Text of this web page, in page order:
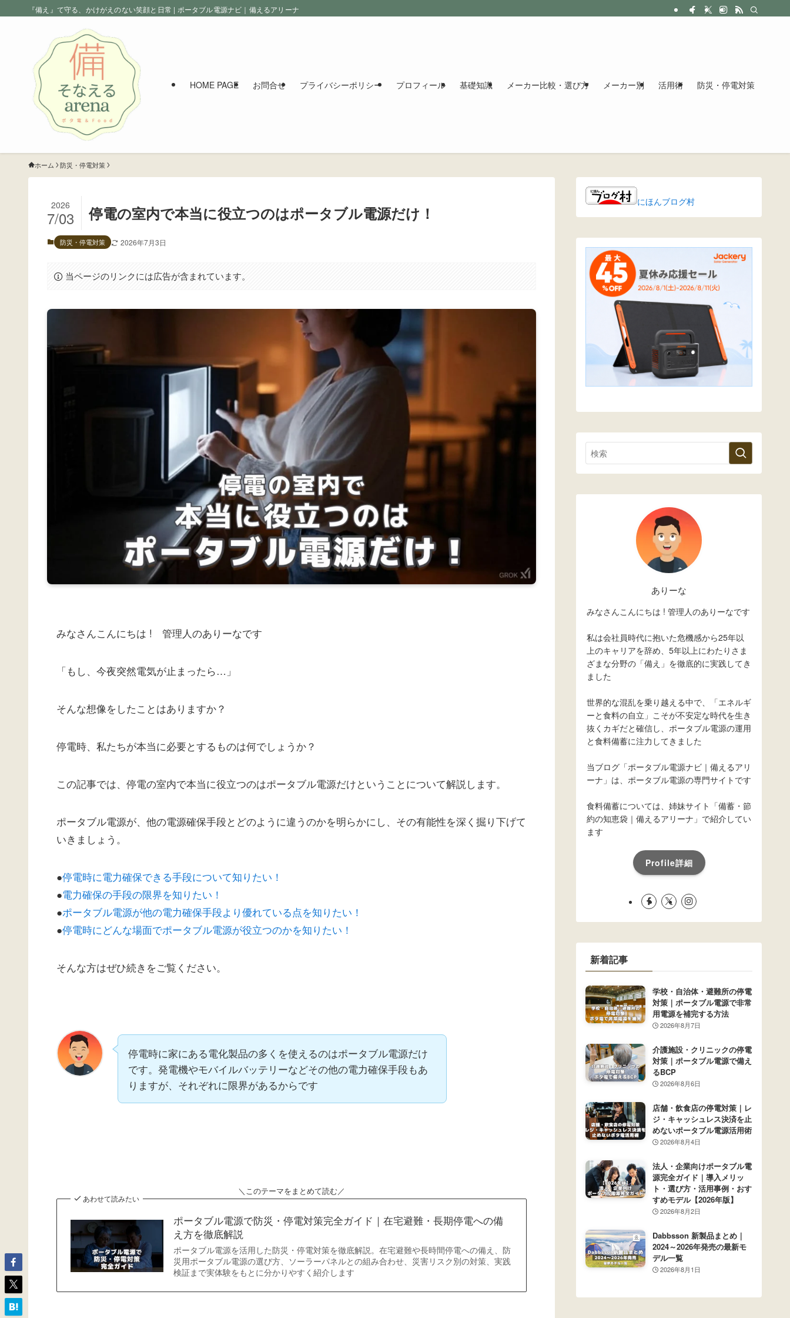
『備え』て守る、かけがえのない笑顔と日常 | ポータブル電源ナビ｜備えるアリーナ
HOME PAGE お問合せ プライバシーポリシー プロフィール 基礎知識 メーカー比較・選び方 メーカー別 活用術 防災・停電対策
ホーム 防災・停電対策
停電の室内で本当に役立つのはポータブル電源だけ！
2026
7/03
防災・停電対策 2026年7月3日
当ページのリンクには広告が含まれています。
みなさんこんにちは ! 管理人のありーなです
「もし、今夜突然電気が止まったら…」
そんな想像をしたことはありますか？
停電時、私たちが本当に必要とするものは何でしょうか？
この記事では、停電の室内で本当に役立つのはポータブル電源だけということについて解説します。
ポータブル電源が、他の電源確保手段とどのように違うのかを明らかにし、その有能性を深く掘り下げて
いきましょう。
●停電時に電力確保できる手段について知りたい！
●電力確保の手段の限界を知りたい！
●ポータブル電源が他の電力確保手段より優れている点を知りたい！
●停電時にどんな場面でポータブル電源が役立つのかを知りたい！
そんな方はぜひ続きをご覧ください。
停電時に家にある電化製品の多くを使えるのはポータブル電源だけ
です。発電機やモバイルバッテリーなどその他の電力確保手段もあ
りますが、それぞれに限界があるからです
＼このテーマをまとめて読む／
あわせて読みたい
ポータブル電源で防災・停電対策完全ガイド｜在宅避難・長期停電への備
え方を徹底解説
ポータブル電源を活用した防災・停電対策を徹底解説。在宅避難や長時間停電への備え、防
災用ポータブル電源の選び方、ソーラーパネルとの組み合わせ、災害リスク別の対策、実践
検証まで実体験をもとに分かりやすく紹介します
にほんブログ村
ありーな
みなさんこんにちは ! 管理人のありーなです
私は会社員時代に抱いた危機感から25年以
上のキャリアを辞め、5年以上にわたりさま
ざまな分野の「備え」を徹底的に実践してき
ました
世界的な混乱を乗り越える中で、「エネルギ
ーと食料の自立」こそが不安定な時代を生き
抜くカギだと確信し、ポータブル電源の運用
と食料備蓄に注力してきました
当ブログ「ポータブル電源ナビ｜備えるアリ
ーナ」は、ポータブル電源の専門サイトです
食料備蓄については、姉妹サイト「備蓄・節
約の知恵袋｜備えるアリーナ」で紹介してい
ます
Profile詳細
新着記事
学校・自治体・避難所の停電
対策｜ポータブル電源で非常
用電源を補完する方法
2026年8月7日
介護施設・クリニックの停電
対策｜ポータブル電源で備え
るBCP
2026年8月6日
店舗・飲食店の停電対策｜レ
ジ・キャッシュレス決済を止
めないポータブル電源活用術
2026年8月4日
法人・企業向けポータブル電
源完全ガイド｜導入メリッ
ト・選び方・活用事例・おす
すめモデル【2026年版】
2026年8月2日
Dabbsson 新製品まとめ｜
2024～2026年発売の最新モ
デル一覧
2026年8月1日